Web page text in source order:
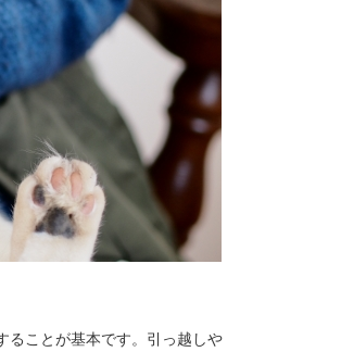
ることが基本です。引っ越しや